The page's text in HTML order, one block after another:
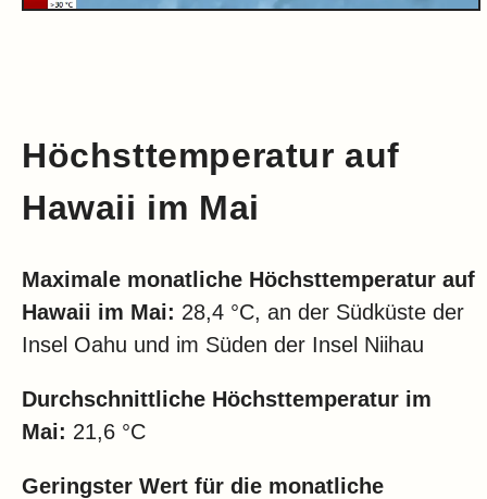
Höchsttemperatur auf
Hawaii im Mai
Maximale monatliche Höchsttemperatur auf
Hawaii im Mai: 28,4 °C, an der Südküste der
Insel Oahu und im Süden der Insel Niihau
Durchschnittliche Höchsttemperatur im
Mai: 21,6 °C
Geringster Wert für die monatliche